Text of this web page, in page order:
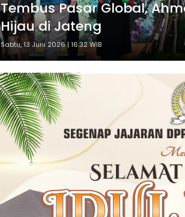
Tembus Pasar Global,
Hijau di Jateng
Sabtu, 13 Juni 2026 | 16:32 WIB